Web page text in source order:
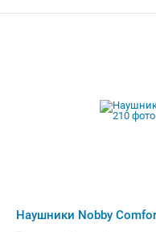
Наушники Nobby